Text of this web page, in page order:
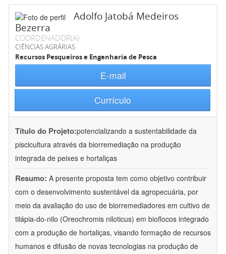
Adolfo Jatobá Medeiros
Bezerra
COORDENADOR(A)
CIÊNCIAS AGRÁRIAS
Recursos Pesqueiros e Engenharia de Pesca
E-mail
Currículo
Título do Projeto:potencializando a sustentabilidade da
piscicultura através da biorremediação na produção
integrada de peixes e hortaliças
Resumo: A presente proposta tem como objetivo contribuir
com o desenvolvimento sustentável da agropecuária, por
meio da avaliação do uso de biorremediadores em cultivo de
tilápia-do-nilo (Oreochromis niloticus) em bioflocos integrado
com a produção de hortaliças, visando formação de recursos
humanos e difusão de novas tecnologias na produção de